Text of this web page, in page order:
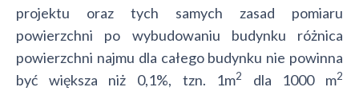
projektu oraz tych samych zasad pomiaru
powierzchni po wybudowaniu budynku różnica
powierzchni najmu dla całego budynku nie powinna
być większa niż 0,1%, tzn. 1m2 dla 1000 m2